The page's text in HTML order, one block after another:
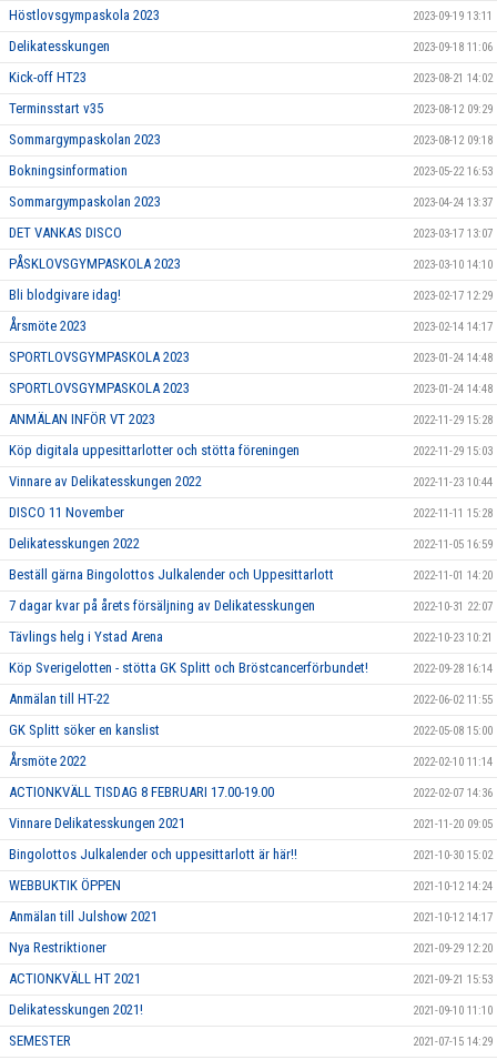
Höstlovsgympaskola 2023 2023-09-19 13:11
Delikatesskungen 2023-09-18 11:06
Kick-off HT23 2023-08-21 14:02
Terminsstart v35 2023-08-12 09:29
Sommargympaskolan 2023 2023-08-12 09:18
Bokningsinformation 2023-05-22 16:53
Sommargympaskolan 2023 2023-04-24 13:37
DET VANKAS DISCO 2023-03-17 13:07
PÅSKLOVSGYMPASKOLA 2023 2023-03-10 14:10
Bli blodgivare idag! 2023-02-17 12:29
Årsmöte 2023 2023-02-14 14:17
SPORTLOVSGYMPASKOLA 2023 2023-01-24 14:48
SPORTLOVSGYMPASKOLA 2023 2023-01-24 14:48
ANMÄLAN INFÖR VT 2023 2022-11-29 15:28
Köp digitala uppesittarlotter och stötta föreningen 2022-11-29 15:03
Vinnare av Delikatesskungen 2022 2022-11-23 10:44
DISCO 11 November 2022-11-11 15:28
Delikatesskungen 2022 2022-11-05 16:59
Beställ gärna Bingolottos Julkalender och Uppesittarlott 2022-11-01 14:20
7 dagar kvar på årets försäljning av Delikatesskungen 2022-10-31 22:07
Tävlings helg i Ystad Arena 2022-10-23 10:21
Köp Sverigelotten - stötta GK Splitt och Bröstcancerförbundet! 2022-09-28 16:14
Anmälan till HT-22 2022-06-02 11:55
GK Splitt söker en kanslist 2022-05-08 15:00
Årsmöte 2022 2022-02-10 11:14
ACTIONKVÄLL TISDAG 8 FEBRUARI 17.00-19.00 2022-02-07 14:36
Vinnare Delikatesskungen 2021 2021-11-20 09:05
Bingolottos Julkalender och uppesittarlott är här!! 2021-10-30 15:02
WEBBUKTIK ÖPPEN 2021-10-12 14:24
Anmälan till Julshow 2021 2021-10-12 14:17
Nya Restriktioner 2021-09-29 12:20
ACTIONKVÄLL HT 2021 2021-09-21 15:53
Delikatesskungen 2021! 2021-09-10 11:10
SEMESTER 2021-07-15 14:29